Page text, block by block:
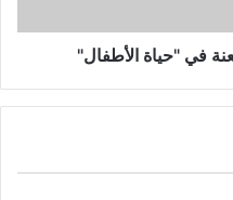
في "حياة الأطفال"